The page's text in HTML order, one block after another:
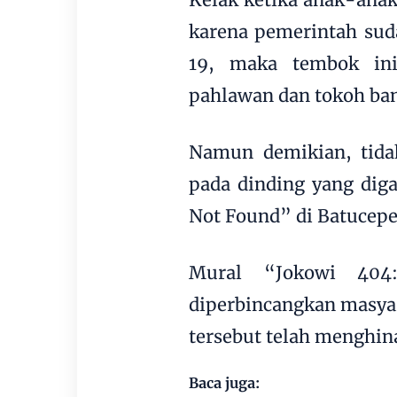
karena pemerintah
19, maka tembok
pahlawan dan tokoh
Namun demikian,
pada dinding yang
Not Found” di
Mural “Jokowi
diperbincangkan
tersebut telah
Baca juga: